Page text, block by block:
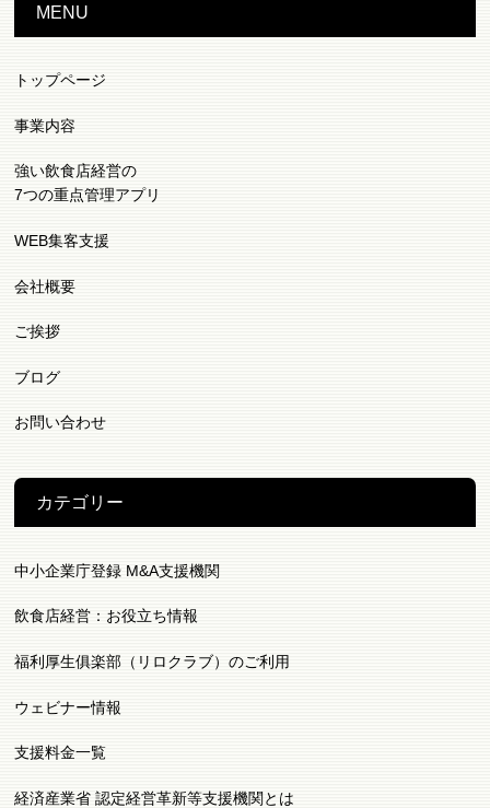
MENU
トップページ
事業内容
強い飲食店経営の
7つの重点管理アプリ
WEB集客支援
会社概要
ご挨拶
ブログ
お問い合わせ
カテゴリー
中小企業庁登録 M&A支援機関
飲食店経営：お役立ち情報
福利厚生俱楽部（リロクラブ）のご利用
ウェビナー情報
支援料金一覧
経済産業省 認定経営革新等支援機関とは